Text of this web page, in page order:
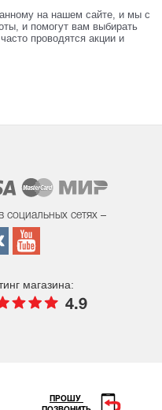
на нашем сайте, и мы с
и помогут вам выбирать
проводятся акции и
социальных сетях –
магазина:
4.9
ПРОШУ